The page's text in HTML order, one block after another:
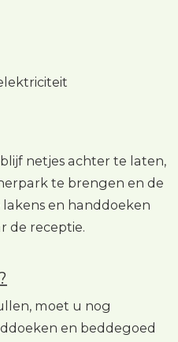
netjes achter te laten,
te brengen en de
en handdoeken
de receptie.
moet u nog
en beddegoed